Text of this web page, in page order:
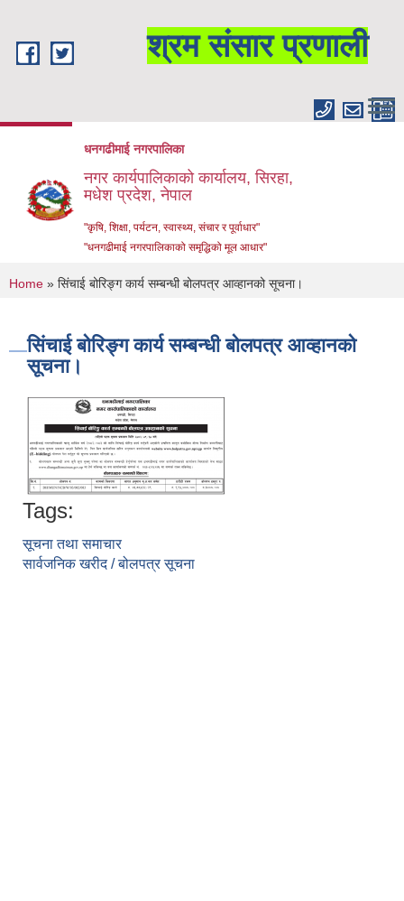
श्रम संसार प्रणाली
धनगढीमाई नगरपालिका
नगर कार्यपालिकाको कार्यालय, सिरहा,
मधेश प्रदेश, नेपाल
"कृषि, शिक्षा, पर्यटन, स्वास्थ्य, संचार र पूर्वाधार"
"धनगढीमाई नगरपालिकाको समृद्धिको मूल आधार"
You are here
Home » सिंचाई बोरिङ्ग कार्य सम्बन्धी बोलपत्र आव्हानको सूचना।
सिंचाई बोरिङ्ग कार्य सम्बन्धी बोलपत्र आव्हानको
सूचना।
Tags:
सूचना तथा समाचार
सार्वजनिक खरीद / बोलपत्र सूचना